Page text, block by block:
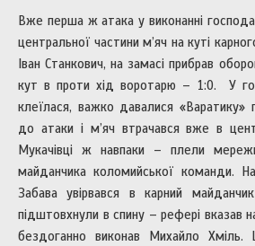
Вже перша ж атака у виконанні
центральної частини м’яч на куті
Іван Станкович, на замасі прибрав
кут в проти хід воротарю – 1:0. У
клеїлася, важко давалися «Варатику»
до атаки і м’яч втрачався вже в
Мукачівці ж навпаки – плели
майданчика коломийської команди.
Забава увірвався в карний
підштовхнули в спину – рефері вказав
бездоганно виконав Михайло